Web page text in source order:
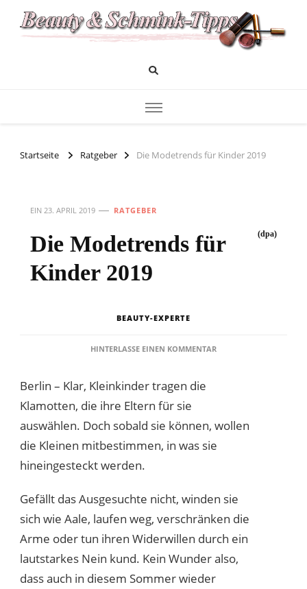
Beauty und Schminktipps
Startseite Ratgeber Die Modetrends für Kinder 2019
EIN 23. APRIL 2019 RATGEBER
Die Modetrends für
Kinder 2019
(dpa)
BEAUTY-EXPERTE
HINTERLASSE EINEN KOMMENTARZU
Berlin – Klar, Kleinkinder tragen die
Klamotten, die ihre Eltern für sie
auswählen. Doch sobald sie können, wollen
die Kleinen mitbestimmen, in was sie
hineingesteckt werden.
Gefällt das Ausgesuchte nicht, winden sie
sich wie Aale, laufen weg, verschränken die
Arme oder tun ihren Widerwillen durch ein
lautstarkes Nein kund. Kein Wunder also,
dass auch in diesem Sommer wieder